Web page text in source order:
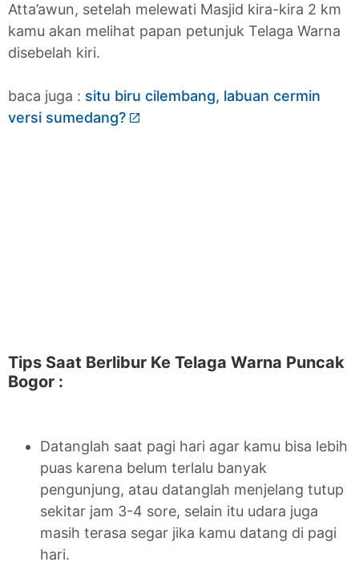
Atta’awun, setelah melewati Masjid kira-kira 2 km
kamu akan melihat papan petunjuk Telaga Warna
disebelah kiri.
baca juga : situ biru cilembang, labuan cermin
versi sumedang?
Tips Saat Berlibur Ke Telaga Warna Puncak
Bogor :
Datanglah saat pagi hari agar kamu bisa lebih
puas karena belum terlalu banyak
pengunjung, atau datanglah menjelang tutup
sekitar jam 3-4 sore, selain itu udara juga
masih terasa segar jika kamu datang di pagi
hari.